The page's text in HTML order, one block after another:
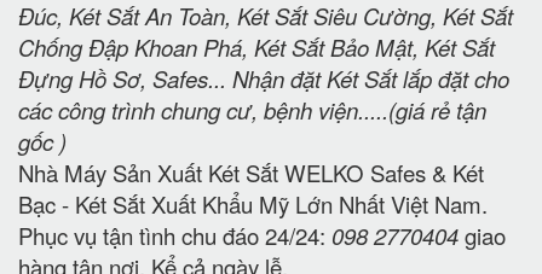
Đúc, Két Sắt An Toàn, Két Sắt Siêu Cường, Két Sắt
Chống Đập Khoan Phá, Két Sắt Bảo Mật, Két Sắt
Đựng Hồ Sơ, Safes... Nhận đặt Két Sắt lắp đặt cho
các công trình chung cư, bệnh viện.....(giá rẻ tận
gốc )
Nhà Máy Sản Xuất Két Sắt WELKO Safes & Két
Bạc - Két Sắt Xuất Khẩu Mỹ Lớn Nhất Việt Nam.
Phục vụ tận tình chu đáo 24/24: 098 2770404giao
hàng tận nơi. Kể cả ngày lễ.